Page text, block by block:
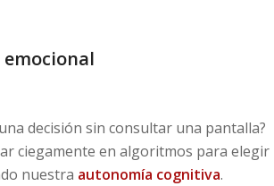
decisión sin consultar una pantalla?
ciegamente en algoritmos para elegir
nuestra autonomía cognitiva.